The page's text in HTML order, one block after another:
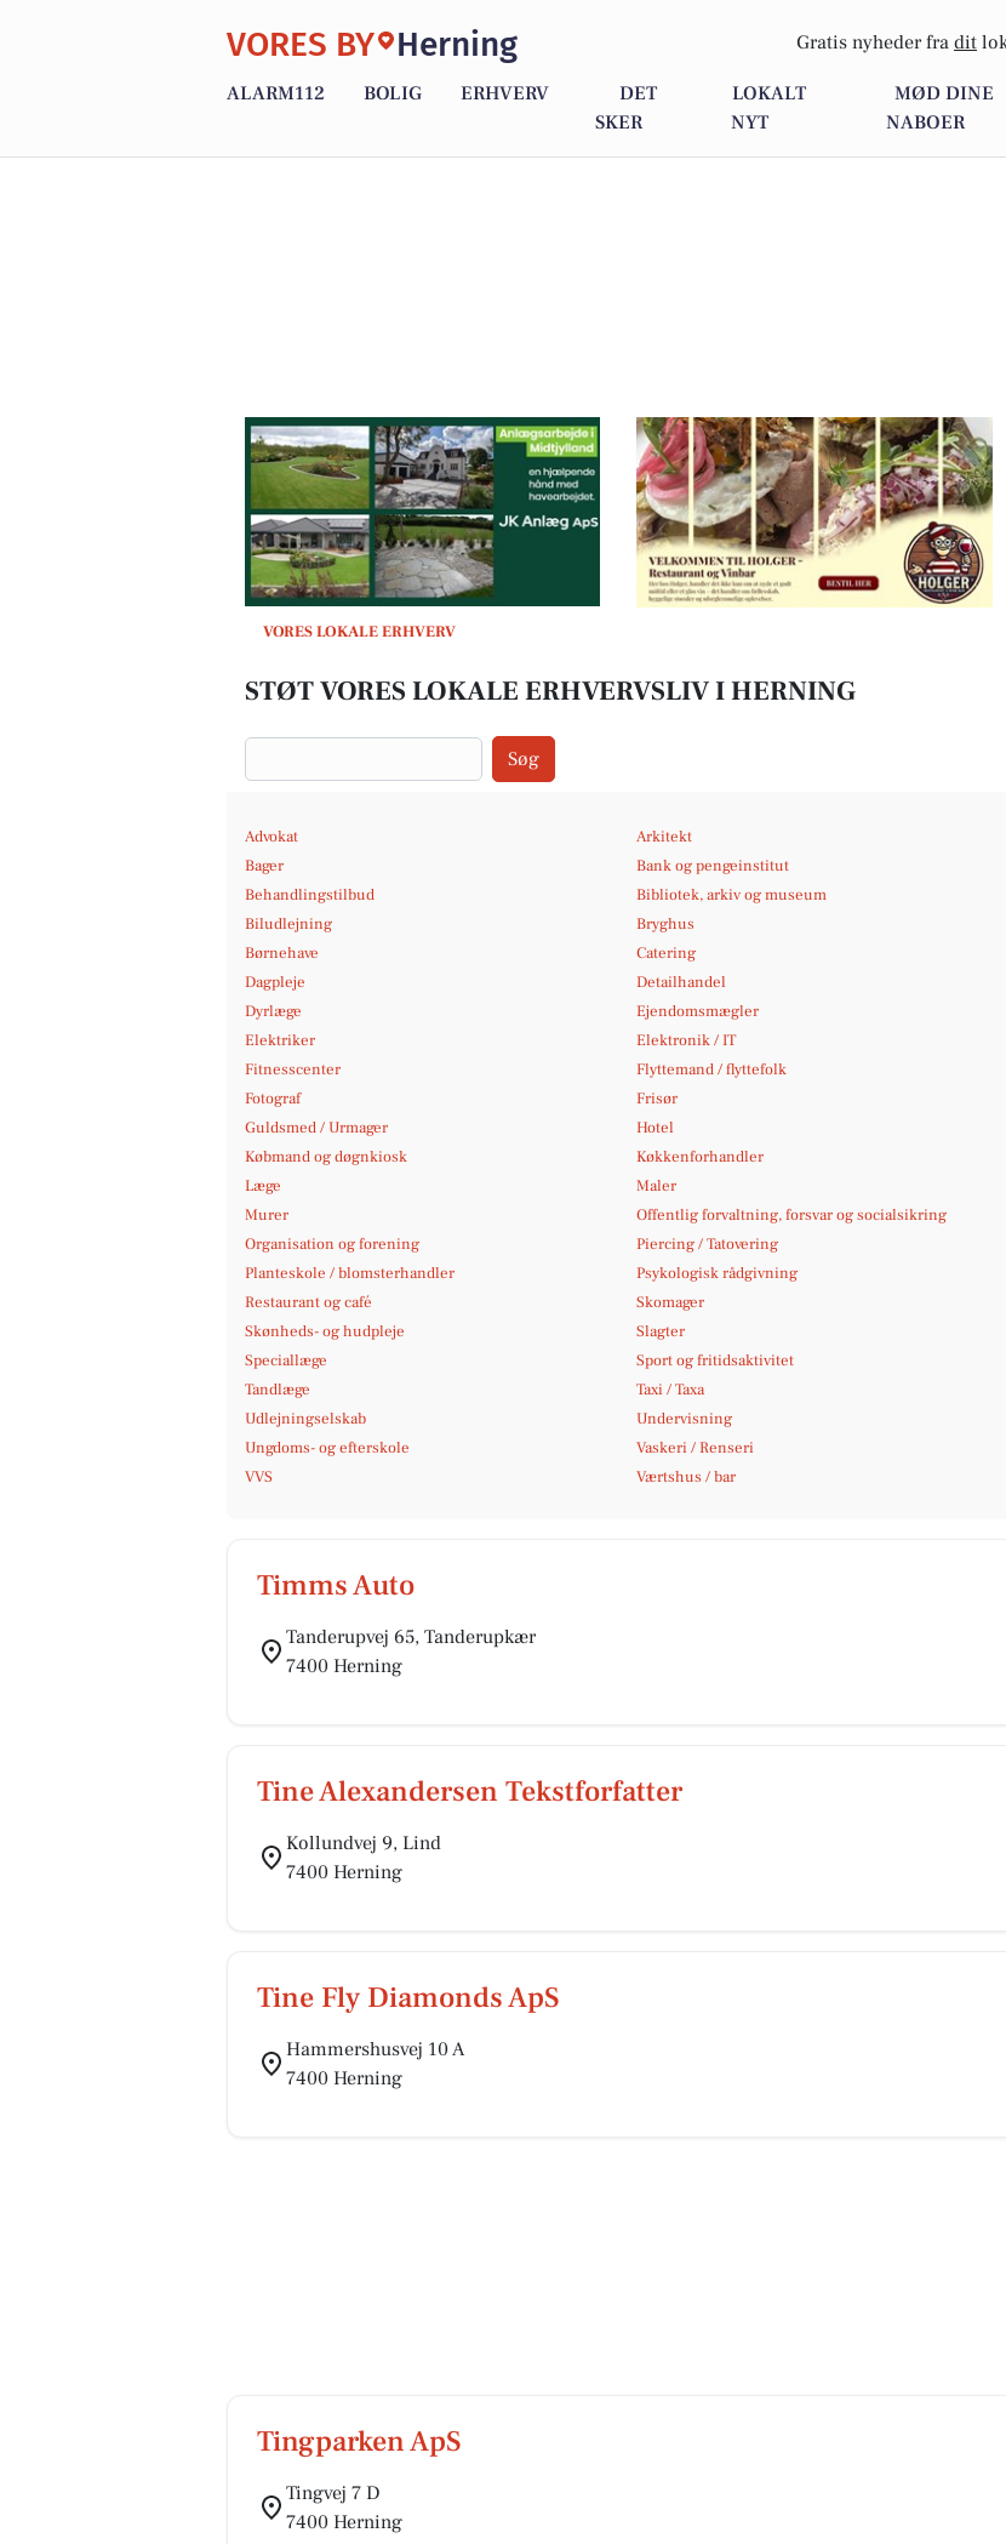
VORES BY Herning Gratis nyheder fra dit
ALARM112 BOLIG ERHVERV
DET
SKER
LOKALT
NYT
MØD DINE
NABOER
VORES LOKALE ERHVERV
STØT VORES LOKALE ERHVERVSLIV I HERNING
Søg
Advokat Arkitekt
Bager
Bank og pengeinstitut
Behandlingstilbud
Bibliotek, arkiv og museum
Biludlejning
Bryghus
Børnehave
Catering
Dagpleje
Detailhandel
Dyrlæge
Ejendomsmægler
Elektriker
Elektronik / IT
Fitnesscenter
Flyttemand / flyttefolk
Fotograf
Frisør
Guldsmed / Urmager
Hotel
Købmand og døgnkiosk
Køkkenforhandler
Læge
Maler
Murer
Offentlig forvaltning, forsvar og socialsikring
Organisation og forening
Piercing / Tatovering
Planteskole / blomsterhandler
Psykologisk rådgivning
Restaurant og café
Skomager
Skønheds- og hudpleje
Slagter
Speciallæge
Sport og fritidsaktivitet
Tandlæge
Taxi / Taxa
Udlejningselskab
Undervisning
Ungdoms- og efterskole
Vaskeri / Renseri
VVS
Værtshus / bar
Timms Auto
Tanderupvej 65, Tanderupkær
7400 Herning
Tine Alexandersen Tekstforfatter
Kollundvej 9, Lind
7400 Herning
Tine Fly Diamonds ApS
Hammershusvej 10 A
7400 Herning
Tingparken ApS
Tingvej 7 D
7400 Herning